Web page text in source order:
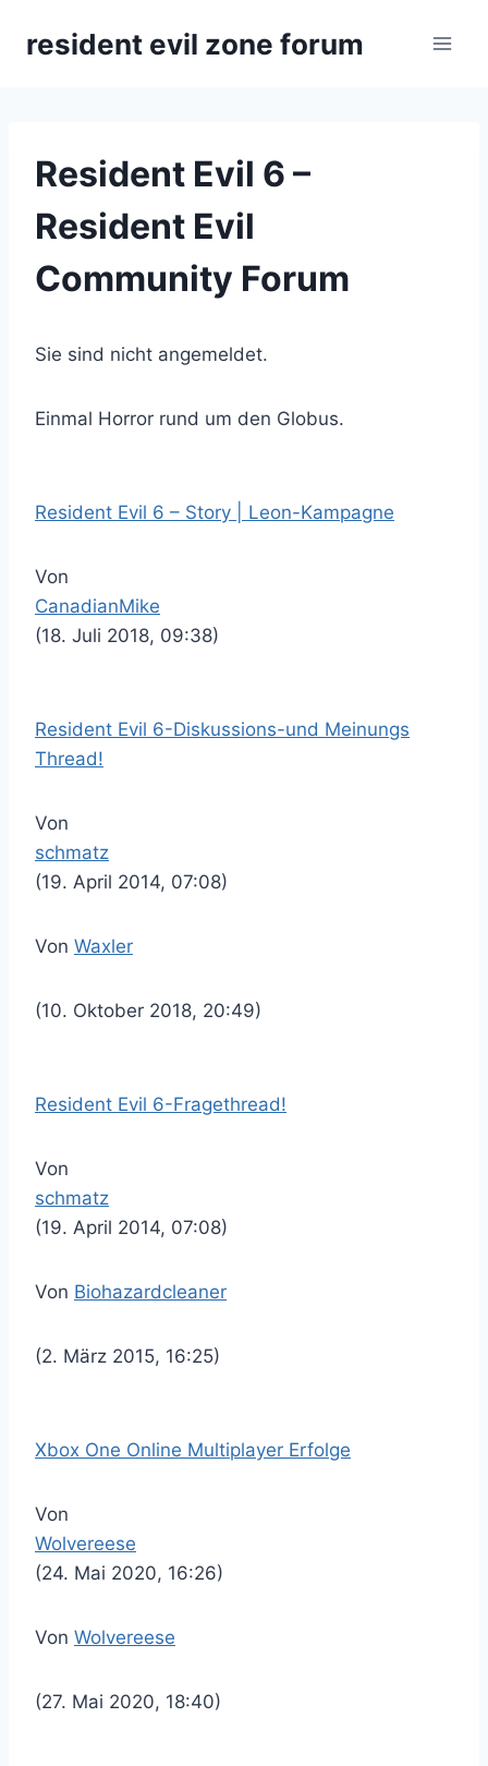
Inhaltresident evil zone forum
Resident Evil 6 –
Resident Evil
Community Forum
Sie sind nicht angemeldet.
Einmal Horror rund um den Globus.
Resident Evil 6 – Story | Leon-Kampagne
Von
CanadianMike
(18. Juli 2018, 09:38)
Resident Evil 6-Diskussions-und Meinungs
Thread!
Von
schmatz
(19. April 2014, 07:08)
Von Waxler
(10. Oktober 2018, 20:49)
Resident Evil 6-Fragethread!
Von
schmatz
(19. April 2014, 07:08)
Von Biohazardcleaner
(2. März 2015, 16:25)
Xbox One Online Multiplayer Erfolge
Von
Wolvereese
(24. Mai 2020, 16:26)
Von Wolvereese
(27. Mai 2020, 18:40)